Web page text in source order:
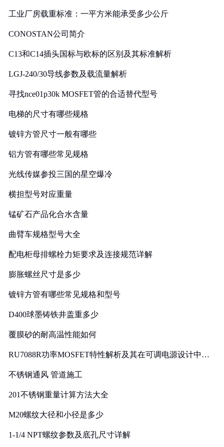
工业厂房载重标准：一平方米能承受多少公斤
CONOSTAN公司简介
C13和C14插头国标与欧标的区别及其标准解析
LGJ-240/30导线参数及载流量解析
寻找nce01p30k MOSFET管的合适替代型号
电梯的尺寸有哪些规格
镀锌方管尺寸一般有哪些
铝方管有哪些常见规格
光线传媒参投三国的星空爆冷
横担型号对应重量
锰矿石产品化合水含量
曲臂车规格型号大全
配电柜母排螺栓力矩要求及连接规范详解
膨胀螺丝尺寸是多少
镀锌方管有哪些常见规格和型号
D400球墨铸铁井盖重多少
覆膜砂的耐高温性能如何
RU7088R功率MOSFET特性解析及其在可调电源设计中的
不锈钢通风 管道施工
201不锈钢重量计算方法大全
M20螺纹大径和小径是多少
1-1/4 NPT螺纹参数及底孔尺寸详解